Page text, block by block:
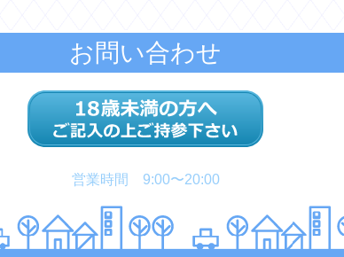
お問い合わせ
営業時間 9:00〜20:00